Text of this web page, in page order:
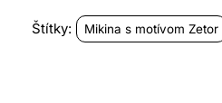
Štítky: Mikina s motívom Zetor